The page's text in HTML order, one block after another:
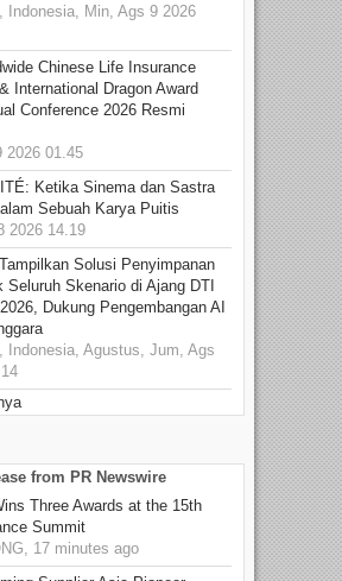
Indonesia, Min, Ags 9 2026
Chinese Life Insurance
International Dragon Award
Conference 2026 Resmi
2026 01.45
Ketika Sinema dan Sastra
Sebuah Karya Puitis
2026 14.19
Solusi Penyimpanan
Seluruh Skenario di Ajang DTI
Dukung Pengembangan AI
Indonesia, Agustus, Jum, Ags
from PR Newswire
Three Awards at the 15th
Summit
17 minutes ago